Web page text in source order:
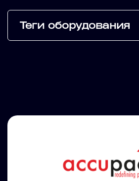
Теги оборудования